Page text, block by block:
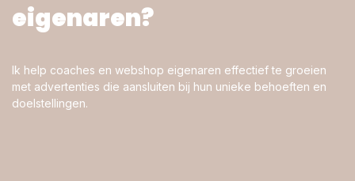
eigenaren?
Ik help coaches en webshop eigenaren effectief te groeien
met advertenties die aansluiten bij hun unieke behoeften en
doelstellingen.